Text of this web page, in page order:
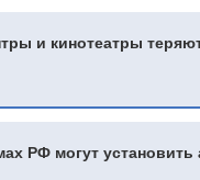
и кинотеатры
РФ могут установить